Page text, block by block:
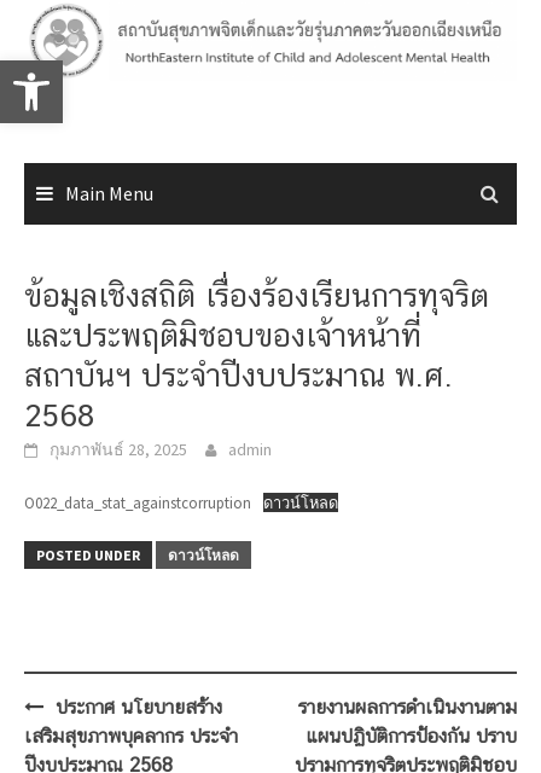
Open toolbar
content
Main Menu
ข้อมูลเชิงสถิติ เรื่องร้องเรียนการทุจริต
และประพฤติมิชอบของเจ้าหน้าที่
สถาบันฯ ประจำปีงบประมาณ พ.ศ.
2568
กุมภาพันธ์ 28, 2025 admin
O022_data_stat_againstcorruption ดาวน์โหลด
POSTED UNDER ดาวน์โหลด
Post
navigation
ประกาศ นโยบายสร้าง
เสริมสุขภาพบุคลากร ประจำ
ปีงบประมาณ 2568
รายงานผลการดำเนินงานตาม
แผนปฏิบัติการป้องกัน ปราบ
ปรามการทุจริตประพฤติมิชอบ